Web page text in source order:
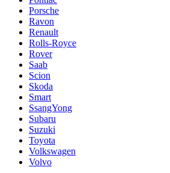
Porsche
Ravon
Renault
Rolls-Royce
Rover
Saab
Scion
Skoda
Smart
SsangYong
Subaru
Suzuki
Toyota
Volkswagen
Volvo